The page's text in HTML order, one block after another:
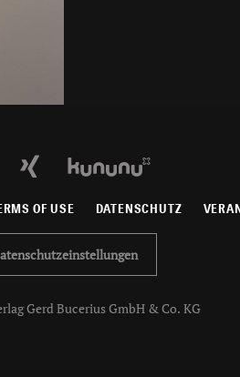
OF USE DATENSCHUTZ
Gerd Bucerius GmbH & Co. KG